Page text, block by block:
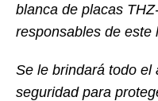
blanca de placas
responsables de este
Se le brindará todo el
seguridad para